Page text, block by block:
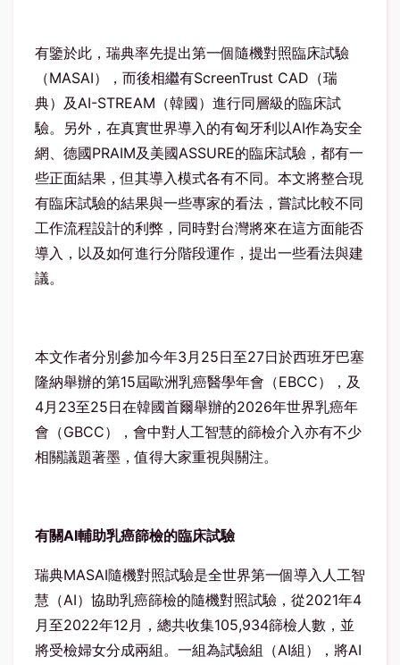
有鑒於此，瑞典率先提出第一個隨機對照臨床試驗
（MASAI），而後相繼有ScreenTrust CAD （瑞
典）及AI-STREAM （韓國）進行同層級的臨床試
驗。另外，在真實世界導入的有匈牙利以AI作為安全
網、德國PRAIM及美國ASSURE的臨床試驗，都有一
些正面結果，但其導入模式各有不同。本文將整合現
有臨床試驗的結果與一些專家的看法，嘗試比較不同
工作流程設計的利弊，同時對台灣將來在這方面能否
導入，以及如何進行分階段運作，提出一些看法與建
議。
本文作者分別參加今年3月 25日至27日於西班牙巴塞
隆納舉辦的第15屆歐洲乳癌醫學年會（EBCC），及
4月 23至25日在韓國首爾舉辦的2026年世界乳癌年
會（GBCC），會中對人工智慧的篩檢介入亦有不少
相關議題著墨，值得大家重視與關注。
有關AI輔助乳癌篩檢的臨床試驗
瑞典MASAI隨機對照試驗是全世界第一個導入人工智
慧（AI）協助乳癌篩檢的隨機對照試驗，從2021年4
月至2022年12月，總共收集105,934篩檢人數，並
將受檢婦女分成兩組。一組為試驗組（AI組），將AI